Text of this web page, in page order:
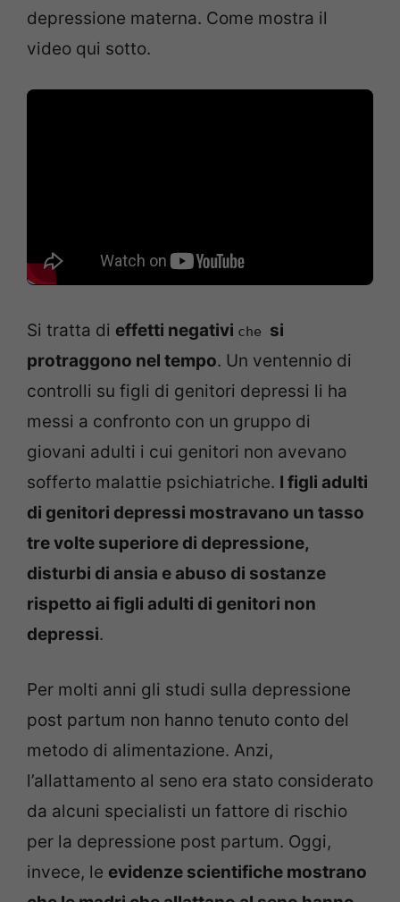
depressione materna. Come mostra il
video qui sotto.
Si tratta di effetti negativi che si
protraggono nel tempo. Un ventennio di
controlli su figli di genitori depressi li ha
messi a confronto con un gruppo di
giovani adulti i cui genitori non avevano
sofferto malattie psichiatriche. I figli adulti
di genitori depressi mostravano un tasso
tre volte superiore di depressione,
disturbi di ansia e abuso di sostanze
rispetto ai figli adulti di genitori non
depressi.
Per molti anni gli studi sulla depressione
post partum non hanno tenuto conto del
metodo di alimentazione. Anzi,
l’allattamento al seno era stato considerato
da alcuni specialisti un fattore di rischio
per la depressione post partum. Oggi,
invece, le evidenze scientifiche mostrano